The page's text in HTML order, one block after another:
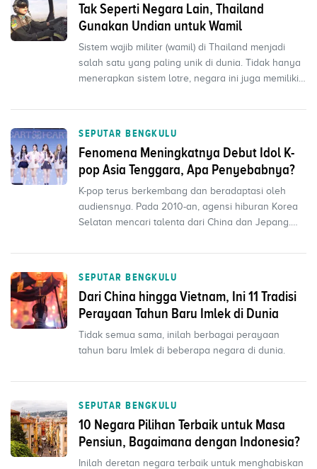
Tak Seperti Negara Lain, Thailand
Gunakan Undian untuk Wamil
Sistem wajib militer (wamil) di Thailand menjadi
salah satu yang paling unik di dunia. Tidak hanya
menerapkan sistem lotre, negara ini juga memiliki
SEPUTAR BENGKULU
Fenomena Meningkatnya Debut Idol K-
pop Asia Tenggara, Apa Penyebabnya?
K-pop terus berkembang dan beradaptasi oleh
audiensnya. Pada 2010-an, agensi hiburan Korea
Selatan mencari talenta dari China dan Jepang.
SEPUTAR BENGKULU
Dari China hingga Vietnam, Ini 11 Tradisi
Perayaan Tahun Baru Imlek di Dunia
Tidak semua sama, inilah berbagai perayaan
tahun baru Imlek di beberapa negara di dunia.
SEPUTAR BENGKULU
10 Negara Pilihan Terbaik untuk Masa
Pensiun, Bagaimana dengan Indonesia?
Inilah deretan negara terbaik untuk menghabiskan